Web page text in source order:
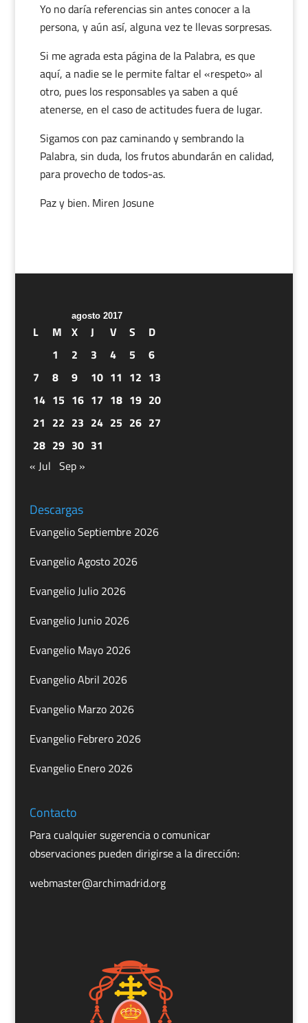
Yo no daría referencias sin antes conocer a la
persona, y aún así, alguna vez te llevas sorpresas.
Si me agrada esta página de la Palabra, es que
aquí, a nadie se le permite faltar el «respeto» al
otro, pues los responsables ya saben a qué
atenerse, en el caso de actitudes fuera de lugar.
Sigamos con paz caminando y sembrando la
Palabra, sin duda, los frutos abundarán en calidad,
para provecho de todos-as.
Paz y bien. Miren Josune
agosto 2017
L M X J V S
D
1
2 3 4 5
6
7
8 9 10 11 12 13
14 15 16 17 18 19 20
21 22 23 24 25 26 27
28 29 30 31
« Jul Sep »
Descargas
Evangelio Septiembre 2026
Evangelio Agosto 2026
Evangelio Julio 2026
Evangelio Junio 2026
Evangelio Mayo 2026
Evangelio Abril 2026
Evangelio Marzo 2026
Evangelio Febrero 2026
Evangelio Enero 2026
Contacto
Para cualquier sugerencia o comunicar
observaciones pueden dirigirse a la dirección:
webmaster@archimadrid.org